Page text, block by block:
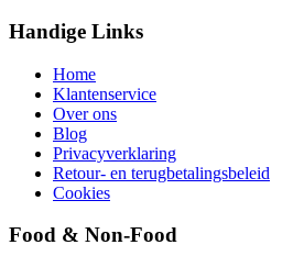
Handige Links
Home
Klantenservice
Over ons
Blog
Privacyverklaring
Retour- en terugbetalingsbeleid
Cookies
Food & Non-Food